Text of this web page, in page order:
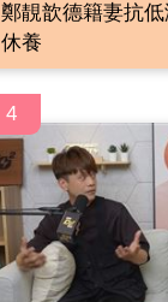
鄭靚歆德籍妻抗
休養
4